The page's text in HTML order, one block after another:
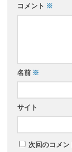
コメント ※
名前 ※
サイト
次回のコメン